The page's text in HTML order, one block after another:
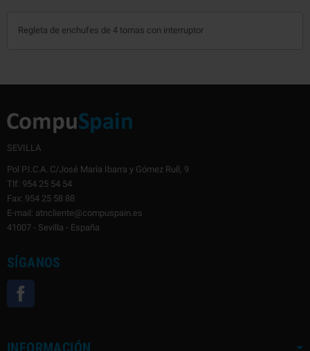
Regleta de enchufes de 4 tomas con interruptor
SEVILLA
Pol P.I.C.A. C/José María Ibarra y Gómez Rull, 9
Tlf: 954 25 54 54
Fax: 954 25 58 88
E-mail: atncliente@compuspain.es
41007 - Sevilla - España
SÍGANOS
INFORMACIÓN